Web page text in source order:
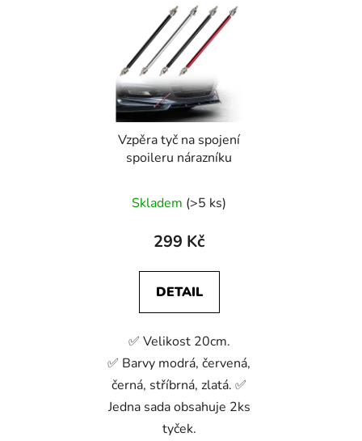
Vzpěra tyč na spojení
spoileru nárazníku
Skladem (>5 ks)
299 Kč
DETAIL
✅ Velikost 20cm.
✅ Barvy modrá, červená,
černá, stříbrná, zlatá. ✅
Jedna sada obsahuje 2ks
tyček.